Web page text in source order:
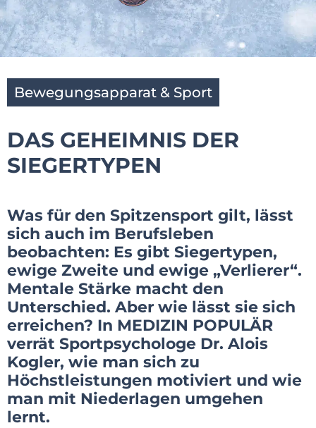
Bewegungsapparat & Sport
DAS GEHEIMNIS DER
SIEGERTYPEN
Was für den Spitzensport gilt, lässt
sich auch im Berufsleben
beobachten: Es gibt Siegertypen,
ewige Zweite und ewige „Verlierer“.
Mentale Stärke macht den
Unterschied. Aber wie lässt sie sich
erreichen? In MEDIZIN POPULÄR
verrät Sportpsychologe Dr. Alois
Kogler, wie man sich zu
Höchstleistungen motiviert und wie
man mit Niederlagen umgehen
lernt.